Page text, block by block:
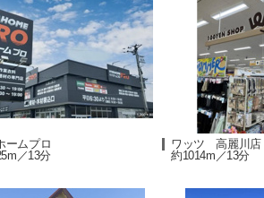
ームプロ
／13分
ワッツ 高麗川店
約1014m／13分